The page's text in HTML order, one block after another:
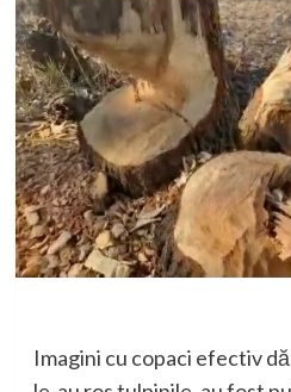
Imagini cu copaci efectiv